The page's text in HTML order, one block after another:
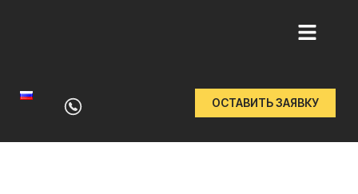
содержимому
ОСТАВИТЬ ЗАЯВКУ